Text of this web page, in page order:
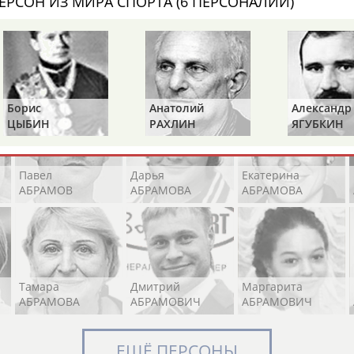
Элизабет
АБРААМЯН
Захария
АБРАМАШВИЛИ
Александр
АБРАМОВ
Павел
АБРАМОВ
Дарья
АБРАМОВА
Екатерина
АБРАМОВА
Тамара
АБРАМОВА
Дмитрий
АБРАМОВИЧ
Маргарита
АБРАМОВИЧ
Анатолий
РАХЛИН
Александр
ЯГУБКИН